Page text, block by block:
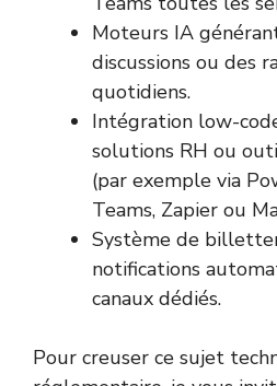
Moteurs IA
discussions ou des
quotidiens.
Intégration low-
solutions RH ou
(par exemple via
Teams, Zapier ou
Système de
notifications
canaux dédiés.
Pour creuser ce sujet